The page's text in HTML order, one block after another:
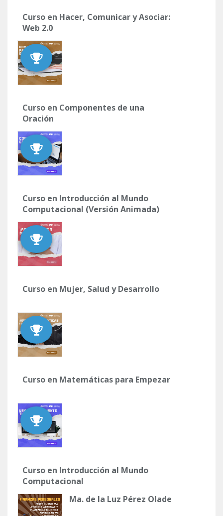
Curso en Hacer, Comunicar y Asociar:
Web 2.0
Curso en Componentes de una
Oración
Curso en Introducción al Mundo
Computacional (Versión Animada)
Curso en Mujer, Salud y Desarrollo
Curso en Matemáticas para Empezar
Curso en Introducción al Mundo
Computacional
Ma. de la Luz Pérez Olade